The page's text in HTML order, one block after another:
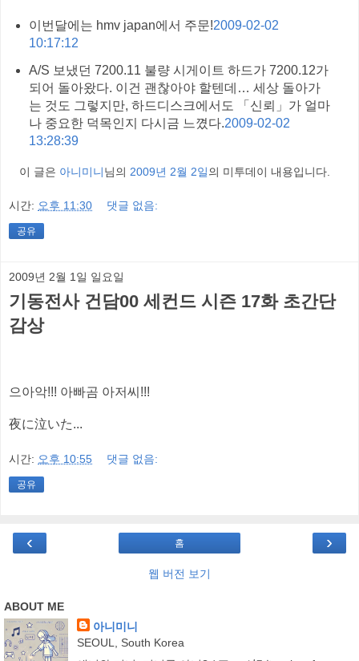
이번달에는 hmv japan에서 주문!2009-02-02
10:17:12
A/S 보냈던 7200.11 불량 시게이트 하드가 7200.12가
되어 돌아왔다. 이건 괜찮아야 할텐데… 세상 돌아가
는 것도 그렇지만, 하드디스크에서도 「신뢰」가 얼마
나 중요한 덕목인지 다시금 느꼈다.2009-02-02
13:28:39
이 글은 아니미니님의 2009년 2월 2일의 미투데이 내용입니다.
시간: 오후 11:30 댓글 없음:
공유
2009년 2월 1일 일요일
기동전사 건담00 세컨드 시즌 17화 초간단
감상
으아악!!! 아빠곰 아저씨!!!
夜に泣いた...
시간: 오후 10:55 댓글 없음:
공유
‹ ›
홈
웹 버전 보기
ABOUT ME
아니미니
SEOUL, South Korea